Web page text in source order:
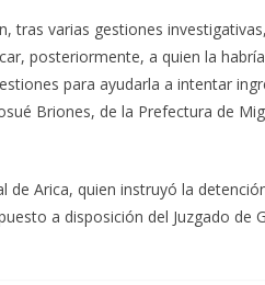
tras varias gestiones
posteriormente, a quien la
para ayudarla a intentar
Briones, de la Prefectura de
de Arica, quien instruyó la
a disposición del Juzgado de